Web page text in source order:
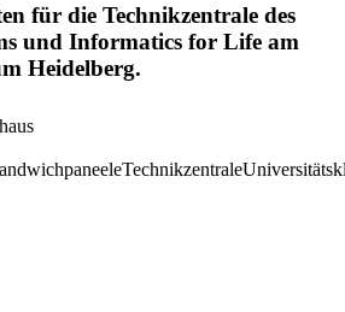
für die Technikzentrale des
und Informatics for Life am
Heidelberg.
Technikzentrale